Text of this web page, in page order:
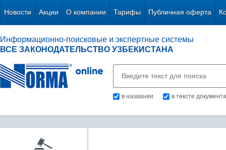
Новости Акции О компании Тарифы Публичная оферта
Информационно-поисковые и экспертные системы
ВСЕ ЗАКОНОДАТЕЛЬСТВО УЗБЕКИСТАНА
в названии в тексте документа